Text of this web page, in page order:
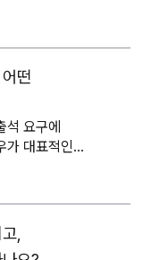
떤
석 요구에
가 대표적인
,